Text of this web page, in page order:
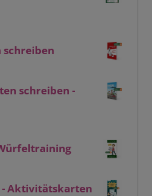
schreiben
schreiben -
Aktivitätskarten